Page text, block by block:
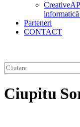
Parteneri
CONTACT
Ciupitu